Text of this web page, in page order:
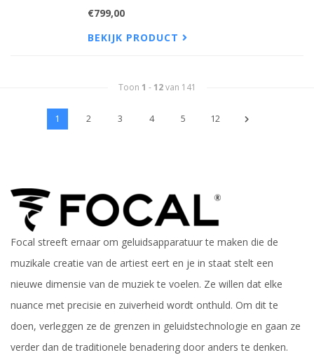
€799,00
BEKIJK PRODUCT
Toon 1 - 12van 141
1 2 3 4 5 12
Focal streeft ernaar om geluidsapparatuur te maken die de
muzikale creatie van de artiest eert en je in staat stelt een
nieuwe dimensie van de muziek te voelen. Ze willen dat elke
nuance met precisie en zuiverheid wordt onthuld. Om dit te
doen, verleggen ze de grenzen in geluidstechnologie en gaan ze
verder dan de traditionele benadering door anders te denken.